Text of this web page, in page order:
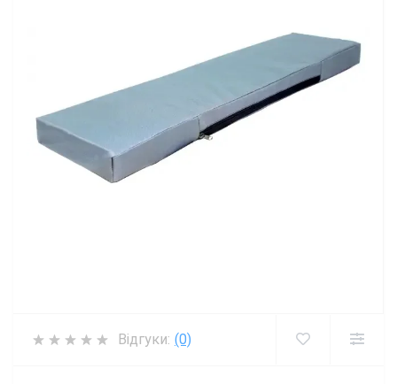
Відгуки: (0)